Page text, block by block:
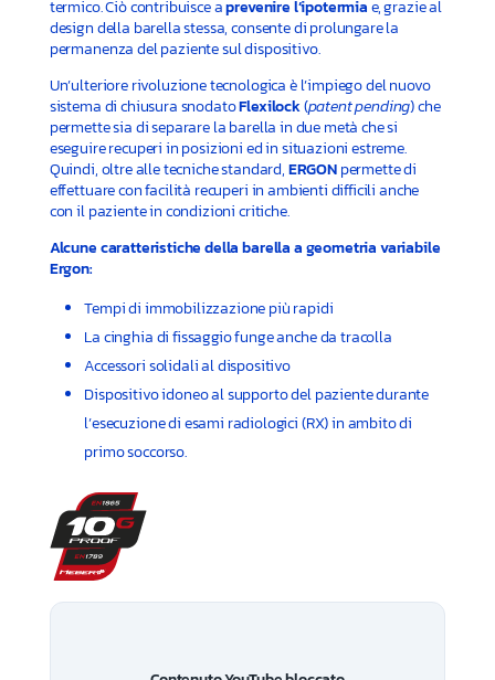
termico. Ciò contribuisce aprevenire l’ipotermiae, grazie al
design della barella stessa, consente di prolungare la
permanenza del paziente sul dispositivo.
Un’ulteriore rivoluzione tecnologica è l’impiego del nuovo
sistema di chiusura snodatoFlexilock(patent pending) che
permette sia di separare la barella in due metà che si
eseguire recuperi in posizioni ed in situazioni estreme.
Quindi, oltre alle tecniche standard,ERGONpermette di
effettuare con facilità recuperi in ambienti difficili anche
con il paziente in condizioni critiche.
Alcune caratteristiche della barella a geometria variabile
Ergon:
Tempi di immobilizzazione più rapidi
La cinghia di fissaggio funge anche da tracolla
Accessori solidali al dispositivo
Dispositivo idoneo al supporto del paziente durante
l’esecuzione di esami radiologici (RX) in ambito di
primo soccorso.